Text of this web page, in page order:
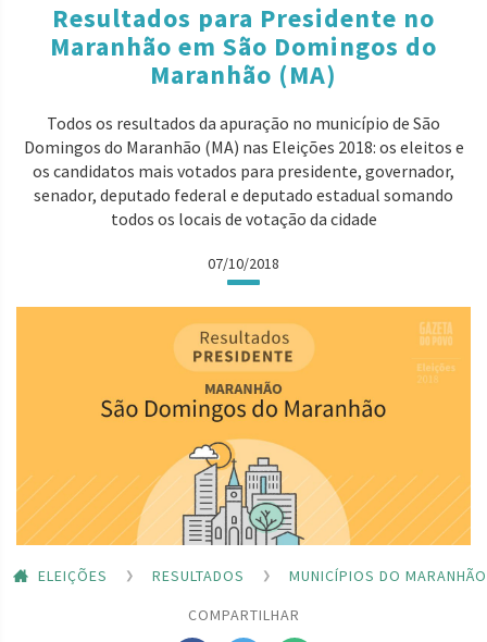
Resultados para Presidente no
Maranhão em São Domingos do
Maranhão (MA)
Todos os resultados da apuração no município de São
Domingos do Maranhão (MA) nas Eleições 2018: os eleitos e
os candidatos mais votados para presidente, governador,
senador, deputado federal e deputado estadual somando
todos os locais de votação da cidade
07/10/2018
ELEIÇÕES RESULTADOS
MUNICÍPIOS DO MARANHÃO
COMPARTILHAR